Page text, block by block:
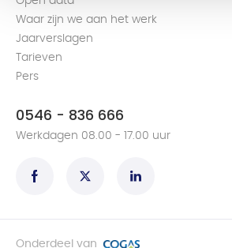
Waar zijn we aan het werk
Jaarverslagen
Tarieven
Pers
0546 - 836 666
Werkdagen 08.00 - 17.00 uur
Onderdeel van